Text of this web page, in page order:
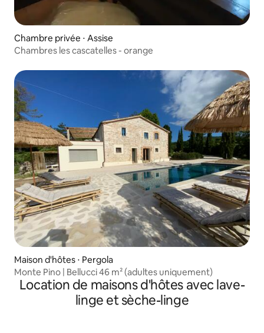
Chambre privée ⋅ Assise
Chambres les cascatelles - orange
Maison d'hôtes ⋅ Pergola
Monte Pino | Bellucci 46 m² (adultes uniquement)
Location de maisons d'hôtes avec lave-
linge et sèche-linge